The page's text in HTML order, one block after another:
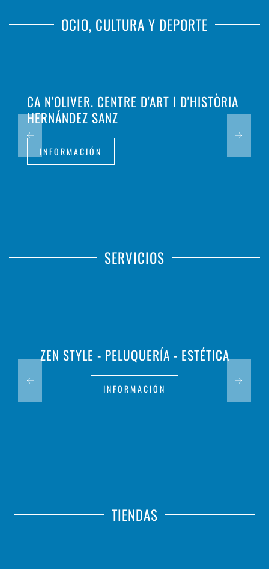
OCIO, CULTURA Y DEPORTE
CA N'OLIVER. CENTRE D'ART I D'HISTÒRIA
HERNÁNDEZ SANZ
INFORMACIÓN
SERVICIOS
ZEN STYLE - PELUQUERÍA - ESTÉTICA
INFORMACIÓN
TIENDAS